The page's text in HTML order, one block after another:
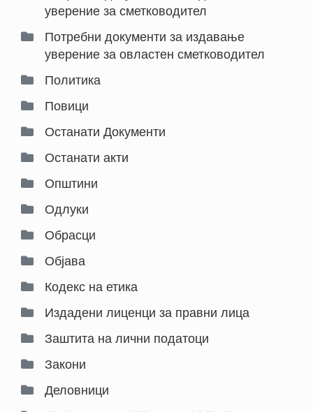
уверение за сметководител
Потребни документи за издавање
уверение за овластен сметководител
Политика
Повици
Останати Документи
Останати акти
Општини
Одлуки
Обрасци
Објава
Кодекс на етика
Издадени лиценци за правни лица
Заштита на лични податоци
Закони
Деловници